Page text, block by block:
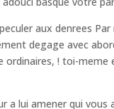
aux denrees
degage avec
ordinaires, ! toi-
a lui amener qui